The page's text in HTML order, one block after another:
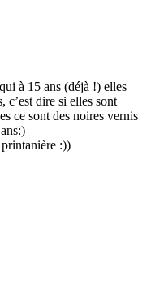
à 15 ans (déjà !) elles
c’est dire si elles sont
ce sont des noires vernis
:))